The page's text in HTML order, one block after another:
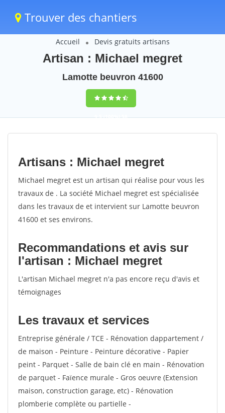
Trouver des chantiers
Accueil Devis gratuits artisans
Artisan : Michael megret
Lamotte beuvron 41600
9,5(100%)58
votes
Artisans : Michael megret
Michael megret est un artisan qui réalise pour vous les
travaux de . La société Michael megret est spécialisée
dans les travaux de et intervient sur Lamotte beuvron
41600 et ses environs.
Recommandations et avis sur
l'artisan : Michael megret
L'artisan Michael megret n'a pas encore reçu d'avis et
témoignages
Les travaux et services
Entreprise générale / TCE - Rénovation dappartement /
de maison - Peinture - Peinture décorative - Papier
peint - Parquet - Salle de bain clé en main - Rénovation
de parquet - Faïence murale - Gros oeuvre (Extension
maison, construction garage, etc) - Rénovation
plomberie complète ou partielle -